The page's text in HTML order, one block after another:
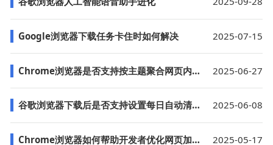
Google浏览器下载任务卡住时如何解决 2025-07-15
Chrome浏览器是否支持按主题聚合网页内容 2025-06-27
谷歌浏览器下载后是否支持设置每日自动清理 2025-06-08
Chrome浏览器如何帮助开发者优化网页加载过程 2025-05-17